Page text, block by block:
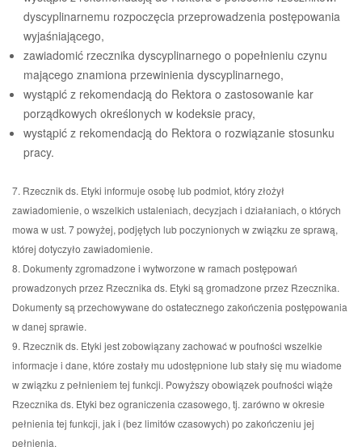
dyscyplinarnemu rozpoczęcia przeprowadzenia postępowania
wyjaśniającego,
zawiadomić rzecznika dyscyplinarnego o popełnieniu czynu
mającego znamiona przewinienia dyscyplinarnego,
wystąpić z rekomendacją do Rektora o zastosowanie kar
porządkowych określonych w kodeksie pracy,
wystąpić z rekomendacją do Rektora o rozwiązanie stosunku
pracy.
7. Rzecznik ds. Etyki informuje osobę lub podmiot, który złożył
zawiadomienie, o wszelkich ustaleniach, decyzjach i działaniach, o których
mowa w ust. 7 powyżej, podjętych lub poczynionych w związku ze sprawą,
której dotyczyło zawiadomienie.
8. Dokumenty zgromadzone i wytworzone w ramach postępowań
prowadzonych przez Rzecznika ds. Etyki są gromadzone przez Rzecznika.
Dokumenty są przechowywane do ostatecznego zakończenia postępowania
w danej sprawie.
9. Rzecznik ds. Etyki jest zobowiązany zachować w poufności wszelkie
informacje i dane, które zostały mu udostępnione lub stały się mu wiadome
w związku z pełnieniem tej funkcji. Powyższy obowiązek poufności wiąże
Rzecznika ds. Etyki bez ograniczenia czasowego, tj. zarówno w okresie
pełnienia tej funkcji, jak i (bez limitów czasowych) po zakończeniu jej
pełnienia.